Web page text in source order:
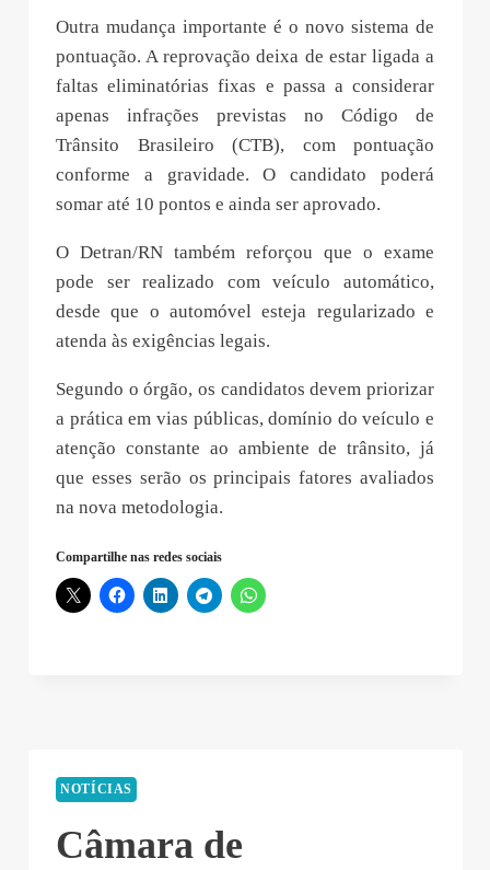
Outra mudança importante é o novo sistema de
pontuação. A reprovação deixa de estar ligada a
faltas eliminatórias fixas e passa a considerar
apenas infrações previstas no Código de
Trânsito Brasileiro (CTB), com pontuação
conforme a gravidade. O candidato poderá
somar até 10 pontos e ainda ser aprovado.
O Detran/RN também reforçou que o exame
pode ser realizado com veículo automático,
desde que o automóvel esteja regularizado e
atenda às exigências legais.
Segundo o órgão, os candidatos devem priorizar
a prática em vias públicas, domínio do veículo e
atenção constante ao ambiente de trânsito, já
que esses serão os principais fatores avaliados
na nova metodologia.
Compartilhe nas redes sociais
NOTÍCIAS
Câmara de